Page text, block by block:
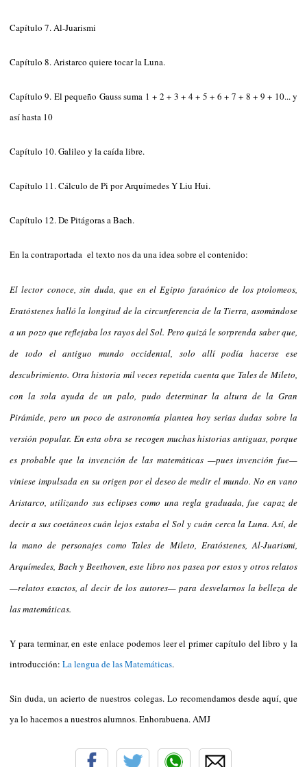
Capítulo 7. Al-Juarismi
Capítulo 8. Aristarco quiere tocar la Luna.
Capítulo 9. El pequeño Gauss suma 1 + 2 + 3 + 4 + 5 + 6 + 7 + 8 + 9 + 10... y
así hasta 10
Capítulo 10. Galileo y la caída libre.
Capítulo 11. Cálculo de Pi por Arquímedes Y Liu Hui.
Capítulo 12. De Pitágoras a Bach.
En la contraportada el texto nos da una idea sobre el contenido:
El lector conoce, sin duda, que en el Egipto faraónico de los ptolomeos,
Eratóstenes halló la longitud de la circunferencia de la Tierra, asomándose
a un pozo que reflejaba los rayos del Sol. Pero quizá le sorprenda saber que,
de todo el antiguo mundo occidental, solo allí podía hacerse ese
descubrimiento. Otra historia mil veces repetida cuenta que Tales de Mileto,
con la sola ayuda de un palo, pudo determinar la altura de la Gran
Pirámide, pero un poco de astronomía plantea hoy serias dudas sobre la
versión popular. En esta obra se recogen muchas historias antiguas, porque
es probable que la invención de las matemáticas —pues invención fue—
viniese impulsada en su origen por el deseo de medir el mundo. No en vano
Aristarco, utilizando sus eclipses como una regla graduada, fue capaz de
decir a sus coetáneos cuán lejos estaba el Sol y cuán cerca la Luna. Así, de
la mano de personajes como Tales de Mileto, Eratóstenes, Al-Juarismi,
Arquímedes, Bach y Beethoven, este libro nos pasea por estos y otros relatos
—relatos exactos, al decir de los autores— para desvelarnos la belleza de
las matemáticas.
Y para terminar, en este enlace podemos leer el primer capítulo del libro y la
introducción: La lengua de las Matemáticas.
Sin duda, un acierto de nuestros colegas. Lo recomendamos desde aquí, que
ya lo hacemos a nuestros alumnos. Enhorabuena. AMJ